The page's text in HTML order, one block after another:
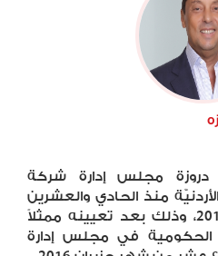
مجلس إدارة شركة
منذ الحادي والعشرين
من شهر حزيران لعام 2016، وذلك بعد تعيينه ممثلاً
الحكومية في مجلس إدارة